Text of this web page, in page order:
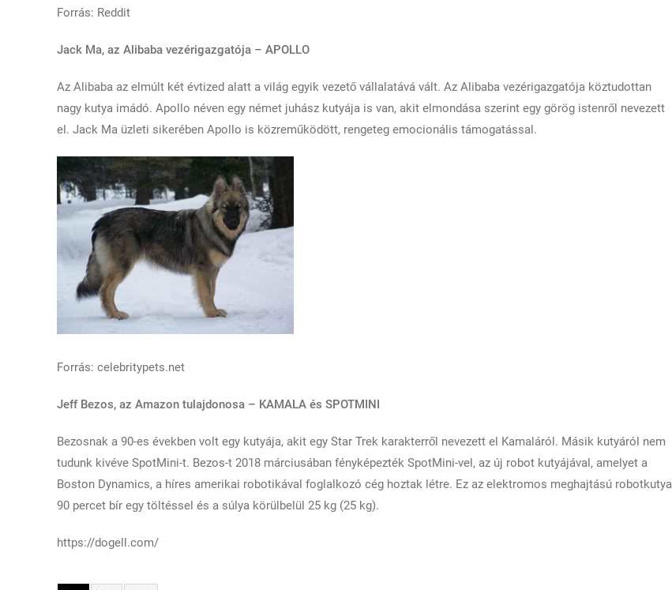
Forrás: Reddit
Jack Ma, az Alibaba vezérigazgatója – APOLLO
Az Alibaba az elmúlt két évtized alatt a világ egyik vezető vállalatává vált. Az Alibaba vezérigazgatója köztudottan
nagy kutya imádó. Apollo néven egy német juhász kutyája is van, akit elmondása szerint egy görög istenről nevezett
el. Jack Ma üzleti sikerében Apollo is közreműködött, rengeteg emocionális támogatással.
Forrás: celebritypets.net
Jeff Bezos, az Amazon tulajdonosa – KAMALA és SPOTMINI
Bezosnak a 90-es években volt egy kutyája, akit egy Star Trek karakterről nevezett el Kamaláról. Másik kutyáról nem
tudunk kivéve SpotMini-t. Bezos-t 2018 márciusában fényképezték SpotMini-vel, az új robot kutyájával, amelyet a
Boston Dynamics, a híres amerikai robotikával foglalkozó cég hoztak létre. Ez az elektromos meghajtású robotkutya
90 percet bír egy töltéssel és a súlya körülbelül 25 kg (25 kg).
https://dogell.com/